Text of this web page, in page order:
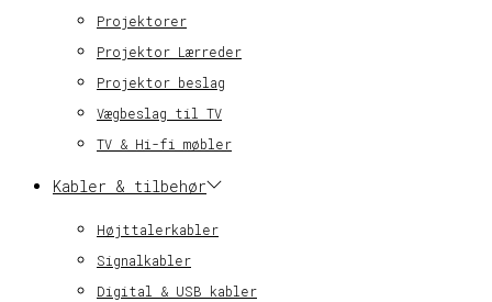
Projektorer
Projektor Lærreder
Projektor beslag
Vægbeslag til TV
TV & Hi-fi møbler
Kabler & tilbehør
Højttalerkabler
Signalkabler
Digital & USB kabler